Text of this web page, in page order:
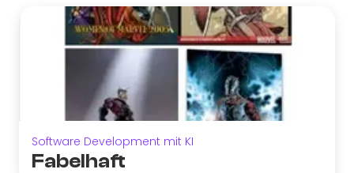
Software Development mit KI
Fabelhaft